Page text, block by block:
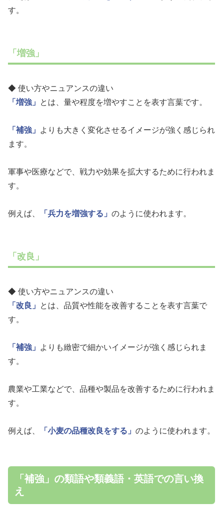
す。
「増強」
◆ 使い方やニュアンスの違い
「増強」
とは、量や程度を増やすことを表す言葉です。
「補強」
よりも大きく変化させるイメージが強く感じられ
ます。
軍事や医療などで、戦力や効果を拡大するために行われま
す。
例えば、 「兵力を増強する」 のように使われます。
「改良」
◆ 使い方やニュアンスの違い
「改良」
とは、品質や性能を改善することを表す言葉で
す。
「補強」
よりも緻密で細かいイメージが強く感じられま
す。
農業や工業などで、品種や製品を改善するために行われま
す。
例えば、 「小麦の品種改良をする」 のように使われます。
「補強」の類語や類義語・英語での言い換
え